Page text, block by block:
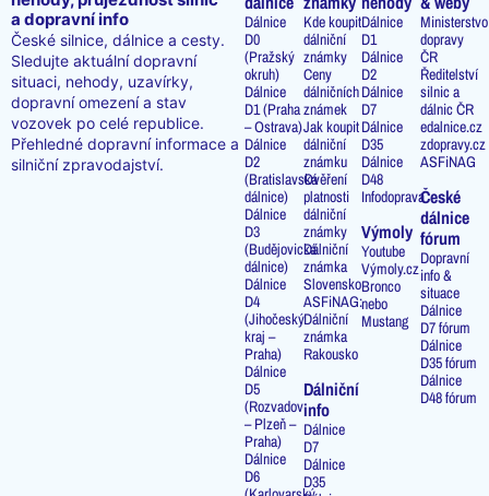
a dopravní info
České silnice, dálnice a cesty.
Sledujte aktuální dopravní
situaci, nehody, uzavírky,
dopravní omezení a stav
vozovek po celé republice.
Přehledné dopravní informace a
silniční zpravodajství.
Dálnice
D0
(Pražský
okruh)
Dálnice
D1 (Praha
– Ostrava)
Dálnice
D2
(Bratislavská
dálnice)
Dálnice
D3
(Budějovická
dálnice)
Dálnice
D4
(Jihočeský
kraj –
Praha)
Dálnice
D5
(Rozvadov
– Plzeň –
Praha)
Dálnice
D6
Kde koupit
dálniční
známky
Ceny
dálničních
známek
Jak koupit
dálniční
známku
Ověření
platnosti
dálniční
známky
Dálniční
známka
Slovensko
ASFiNAG:
Dálniční
známka
Rakousko
Dálniční
info
Dálnice
D7
Dálnice
D35
Dálnice
D1
Dálnice
D2
Dálnice
D7
Dálnice
D35
Dálnice
D48
Infodoprava
Výmoly
Youtube
Výmoly.cz
Bronco
nebo
Mustang
Ministerstvo
dopravy
ČR
Ředitelství
silnic a
dálnic ČR
edalnice.cz
zdopravy.cz
ASFiNAG
České
dálnice
fórum
Dopravní
info &
situace
Dálnice
D7 fórum
Dálnice
D35 fórum
Dálnice
D48 fórum